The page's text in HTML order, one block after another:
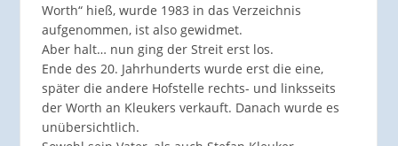
Worth“ hieß, wurde 1983 in das Verzeichnis
aufgenommen, ist also gewidmet.
Aber halt… nun ging der Streit erst los.
Ende des 20. Jahrhunderts wurde erst die eine,
später die andere Hofstelle rechts- und linksseits
der Worth an Kleukers verkauft. Danach wurde es
unübersichtlich.